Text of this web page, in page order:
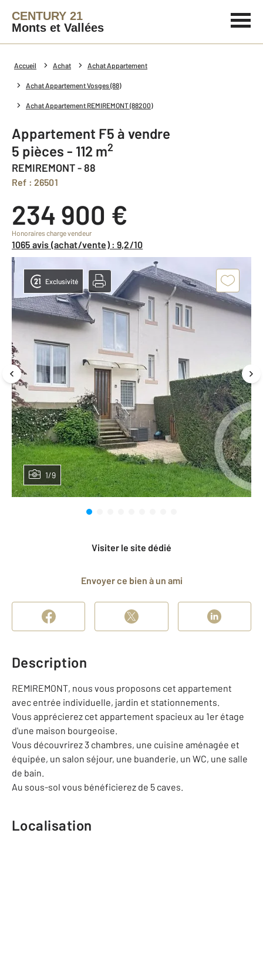
CENTURY 21
Monts et Vallées
Accueil Achat Achat Appartement
Achat Appartement Vosges (88)
Achat Appartement REMIREMONT (88200)
Appartement F5 à vendre
5 pièces - 112 m2
REMIREMONT - 88
Ref : 26501
234 900 €
Honoraires charge vendeur
1065 avis (achat/vente) : 9,2/10
1/9
Exclusivité
Visiter le site dédié
Envoyer ce bien à un ami
Description
REMIREMONT, nous vous proposons cet appartement
avec entrée individuelle, jardin et stationnements.
Vous apprécierez cet appartement spacieux au 1er étage
d'une maison bourgeoise.
Vous découvrirez 3 chambres, une cuisine aménagée et
équipée, un salon séjour, une buanderie, un WC, une salle
de bain.
Au sous-sol vous bénéficierez de 5 caves.
Localisation